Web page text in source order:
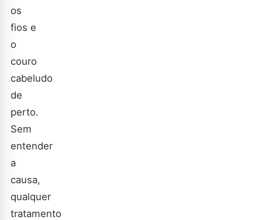
os
fios e
o
couro
cabeludo
de
perto.
Sem
entender
a
causa,
qualquer
tratamento